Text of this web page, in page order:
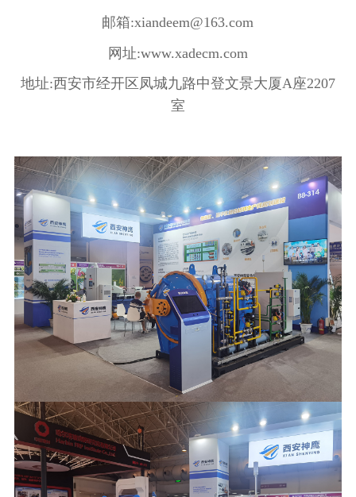
邮箱:xiandeem@163.com
网址:www.xadecm.com
地址:西安市经开区凤城九路中登文景大厦A座2207
室